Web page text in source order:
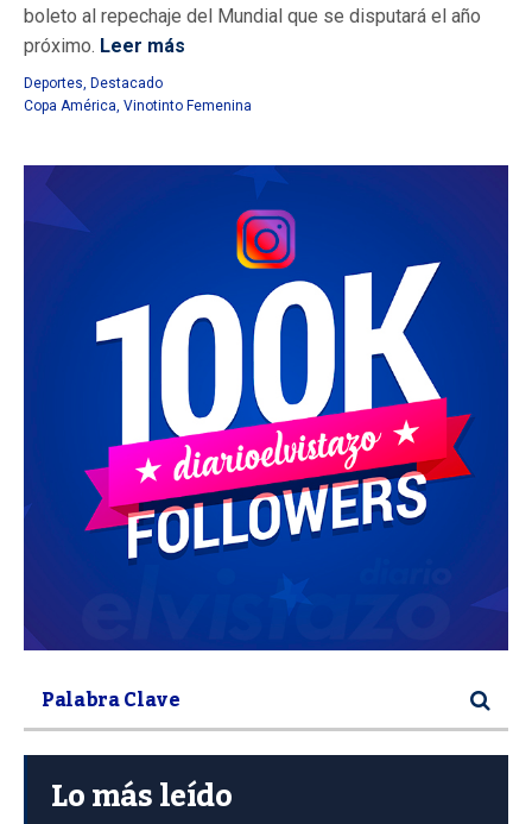
boleto al repechaje del Mundial que se disputará el año
próximo. Leer más
Deportes, Destacado
Copa América, Vinotinto Femenina
Lo más leído